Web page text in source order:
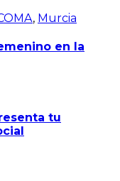
, Murcia
en la
tu